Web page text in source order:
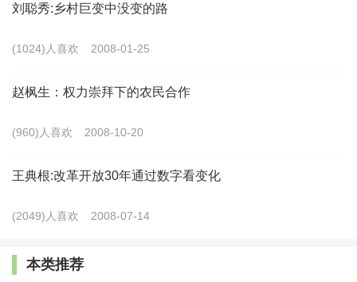
对象正在发生深刻变化。
在劳动者方面，随着信息技术、生物技术等与农业
生产深度融合，能够熟练运用手机、智能设备等“新农
动的因素。他们越来越多地运用智能化农业装备，改变
农业等为代表的新型农业劳动工具快速发展，推动农业
刘聪秀:乡村巨变中没变的路
(1024)人喜欢 2008-01-25
赵枫生：权力崇拜下的农民合作
(960)人喜欢 2008-10-20
王典根:改革开放30年通过数字看变化
(2049)人喜欢 2008-07-14
本类推荐